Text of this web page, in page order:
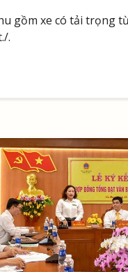
gồm xe có tải trọng
.